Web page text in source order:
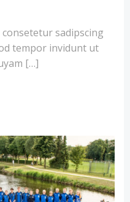
sadipscing
tempor invidunt ut
[…]